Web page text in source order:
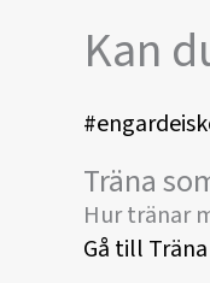
Kan
Träna
Hur tränar
Gå till